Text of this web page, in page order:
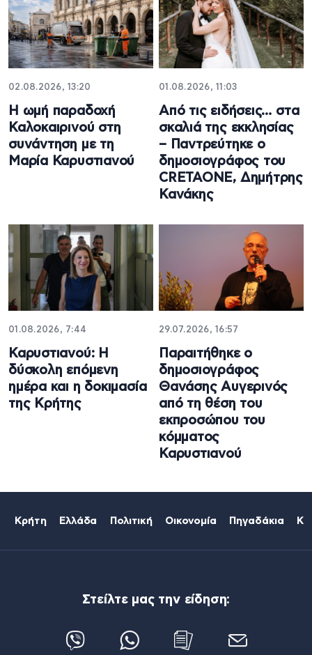
02.08.2026, 13:20
Η ωμή παραδοχή
Καλοκαιρινού στη
συνάντηση με τη
Μαρία Καρυστιανού
01.08.2026, 11:03
Από τις ειδήσεις… στα
σκαλιά της εκκλησίας
– Παντρεύτηκε ο
δημοσιογράφος του
CRETAONE, Δημήτρης
Κανάκης
01.08.2026, 7:44
Καρυστιανού: Η
δύσκολη επόμενη
ημέρα και η δοκιμασία
της Κρήτης
29.07.2026, 16:57
Παραιτήθηκε ο
δημοσιογράφος
Θανάσης Αυγερινός
από τη θέση του
εκπροσώπου του
κόμματος
Καρυστιανού
Κρήτη Ελλάδα Πολιτική Οικονομία Πηγαδάκια
Στείλτε μας την είδηση: